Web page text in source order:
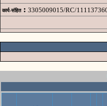
कार्य-संहित : 3305009015/RC/